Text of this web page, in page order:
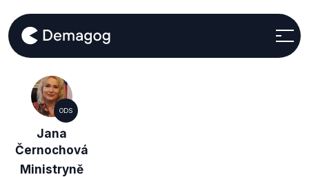
ODS
Jana
Černochová
Ministryně